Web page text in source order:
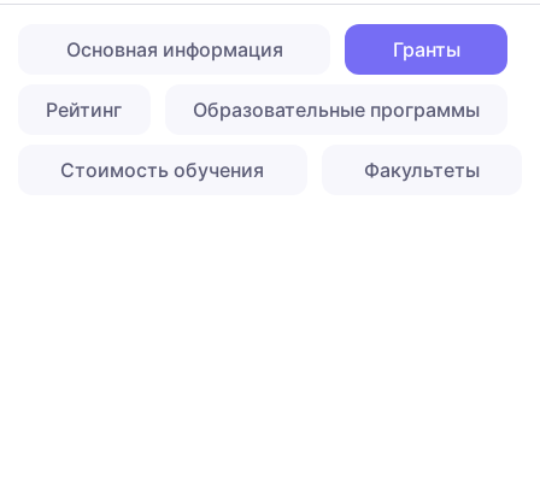
Основная информация Гранты
Рейтинг Образовательные программы
Стоимость обучения Факультеты